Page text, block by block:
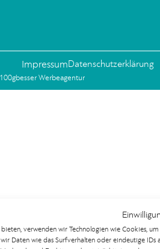
verwenden wir Technologien wie Cookies,
Daten wie das Surfverhalten oder eindeutige
Werbeagentur
Datenschutzerklärung
Impressum